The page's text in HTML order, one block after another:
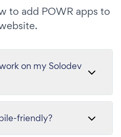
to add POWR apps to
on my Solodev
friendly?